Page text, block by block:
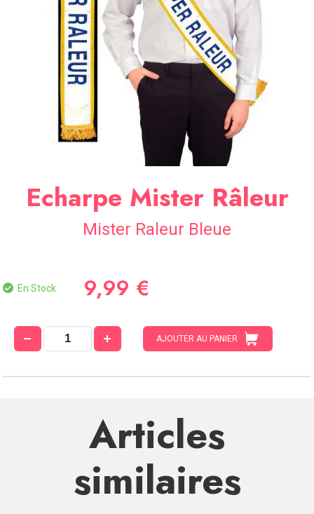
OCCASIONS
SPÉCIALES
CONTACT
Echarpe Mister Râleur
Mister Raleur Bleue
En Stock 9,99 €
AJOUTER AU PANIER
Articles
similaires